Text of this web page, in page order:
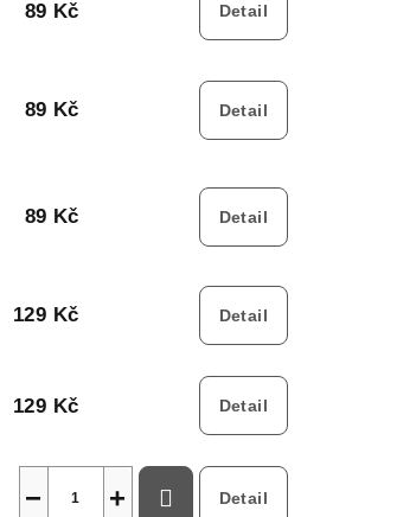
89 Kč Detail
89 Kč Detail
89 Kč Detail
129 Kč Detail
129 Kč Detail
+
− Detail